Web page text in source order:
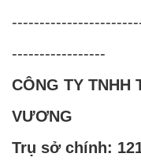
-----------------
CÔNG TY TNHH
VƯƠNG
Trụ sở chính: